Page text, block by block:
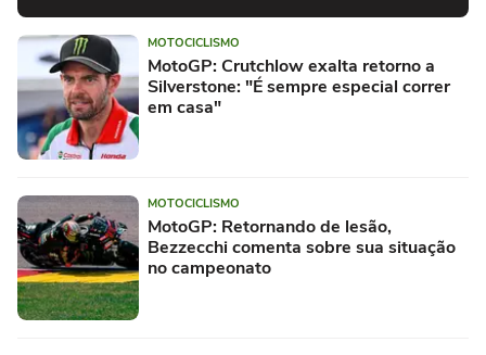
MOTOCICLISMO
MotoGP: Crutchlow exalta retorno a
Silverstone: "É sempre especial correr
em casa"
MOTOCICLISMO
MotoGP: Retornando de lesão,
Bezzecchi comenta sobre sua situação
no campeonato